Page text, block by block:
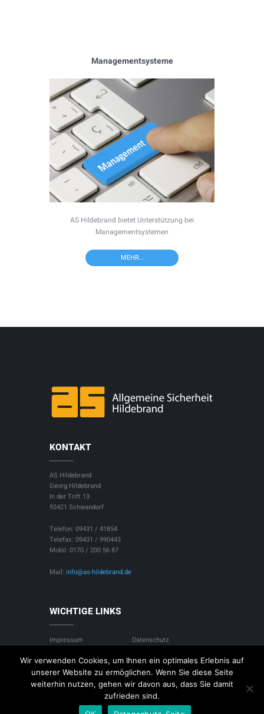
Managementsysteme
AS Hildebrand bietet Unterstützung bei
Managementsystemen
MEHR…
KONTAKT
AS Hildebrand
Georg Hildebrand
In der Trift 13
92421 Schwandorf
Telefon: 09431 / 41854
Telefax: 09431 / 990443
Mobil: 0170 / 200 56 87
Mail: info@as-hildebrand.de
WICHTIGE LINKS
Impressum
Datenschutz
Wir verwenden Cookies, um Ihnen ein optimales Erlebnis auf
unserer Website zu ermöglichen. Wenn Sie diese Seite
weiterhin nutzen, gehen wir davon aus, dass Sie damit
zufrieden sind.